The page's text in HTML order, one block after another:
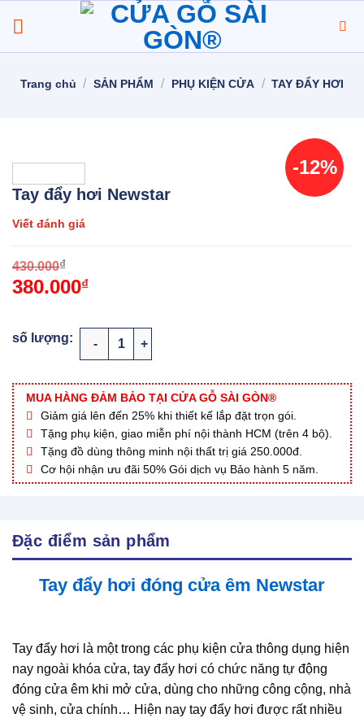
đến
nội
Trang chủ / SẢN PHẨM / PHỤ KIỆN CỬA / TAY ĐẨY HƠI
-12%
Tay đẩy hơi Newstar
Viết đánh giá
430.000₫
380.000₫
Tay đẩy hơi Newstar số lượng
MUA HÀNG ĐẢM BẢO TẠI CỬA GỖ SÀI GÒN®
Giảm giá lên đến 25% khi thiết kế lắp đặt trọn gói.
Tặng phụ kiện, giao miễn phí nội thành HCM (trên 4 bộ).
Tặng đồ dùng thông minh nội thất trị giá 250.000đ.
Cơ hội nhận ưu đãi 50% Gói dịch vụ Bảo hành 5 năm.
Đặc điểm sản phẩm
Tay đẩy hơi đóng cửa êm Newstar
Tay đẩy hơi là một trong các phụ kiện cửa thông dụng hiện
nay ngoài khóa cửa, tay đẩy hơi có chức năng tự động
đóng cửa êm khi mở cửa, dùng cho những công cộng, nhà
vệ sinh, cửa chính… Hiện nay tay đẩy hơi được rất nhiều